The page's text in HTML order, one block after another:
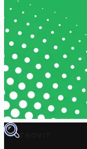
TROVIT